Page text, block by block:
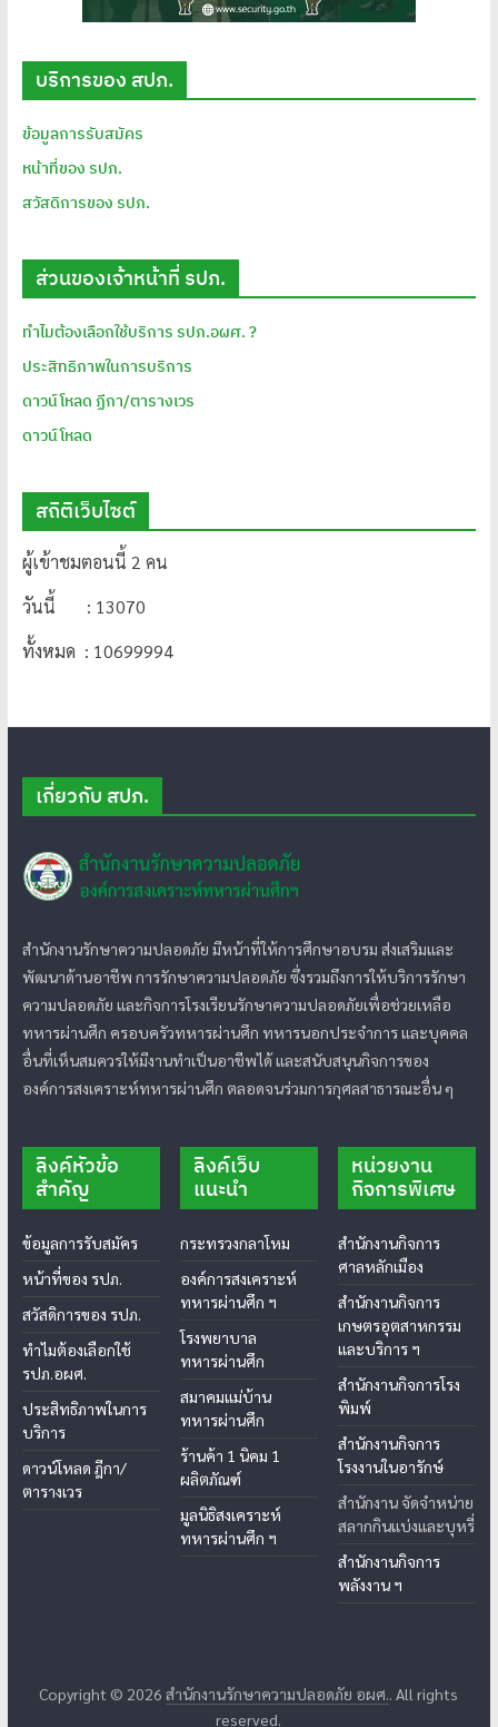
บริการของ สปภ.
ข้อมูลการรับสมัคร
หน้าที่ของ รปภ.
สวัสดิการของ รปภ.
ส่วนของเจ้าหน้าที่ รปภ.
ทำไมต้องเลือกใช้บริการ รปภ.อผศ. ?
ประสิทธิภาพในการบริการ
ดาวน์โหลด ฏีกา/ตารางเวร
ดาวน์โหลด
สถิติเว็บไซต์
ผู้เข้าชมตอนนี้ 2 คน
วันนี้ : 13070
ทั้งหมด : 10699994
เกี่ยวกับ สปภ.
สำนักงานรักษาความปลอดภัย มีหน้าที่ให้การศึกษาอบรม ส่งเสริมและ
พัฒนาด้านอาชีพ การรักษาความปลอดภัย ซึ่งรวมถึงการให้บริการรักษา
ความปลอดภัย และกิจการโรงเรียนรักษาความปลอดภัยเพื่อช่วยเหลือ
ทหารผ่านศึก ครอบครัวทหารผ่านศึก ทหารนอกประจำการ และบุคคล
อื่นที่เห็นสมควรให้มีงานทำเป็นอาชีพได้ และสนับสนุนกิจการของ
องค์การสงเคราะห์ทหารผ่านศึก ตลอดจนร่วมการกุศลสาธารณะอื่น ๆ
ลิงค์หัวข้อ
สำคัญ
ข้อมูลการรับสมัคร
หน้าที่ของ รปภ.
สวัสดิการของ รปภ.
ทำไมต้องเลือกใช้
รปภ.อผศ.
ประสิทธิภาพในการ
บริการ
ดาวน์โหลด ฎีกา/
ตารางเวร
ลิงค์เว็บ
แนะนำ
กระทรวงกลาโหม
องค์การสงเคราะห์
ทหารผ่านศึก ฯ
โรงพยาบาล
ทหารผ่านศึก
สมาคมแม่บ้าน
ทหารผ่านศึก
ร้านค้า 1 นิคม 1
ผลิตภัณฑ์
มูลนิธิสงเคราะห์
ทหารผ่านศึก ฯ
หน่วยงาน
กิจการพิเศษ
สำนักงานกิจการ
ศาลหลักเมือง
สำนักงานกิจการ
เกษตรอุตสาหกรรม
และบริการ ฯ
สำนักงานกิจการโรง
พิมพ์
สำนักงานกิจการ
โรงงานในอารักษ์
สำนักงาน จัดจำหน่าย
สลากกินแบ่งและบุหรี่
สำนักงานกิจการ
พลังงาน ฯ
Copyright © 2026สำนักงานรักษาความปลอดภัย อผศ.
. All rights
reserved.